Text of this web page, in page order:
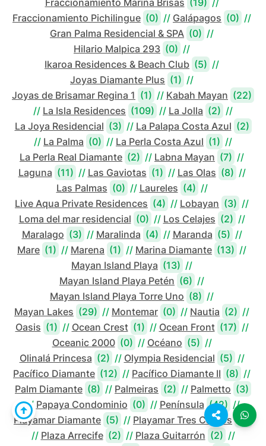
Fraccionamiento Marina Brisas (19) //
Fraccionamiento Pichilingue (0) // Galápagos (0) //
Gran Palma Residencial & SPA (0) //
Hilario Malpica 293 (0) //
Ikaroa Residences & Beach Club (5) //
Joyas Diamante Plus (1) //
Joyas de Brisamar Regina 1 (1) // Kabah Mayan (22)
// La Isla Residences (109) // La Jolla (2) //
La Joya Residencial (3) // La Palapa Costa Azul (2)
// La Palma (0) // La Perla Costa Azul (1) //
La Perla Real Diamante (2) // Labna Mayan (7) //
Laguna (11) // Las Gaviotas (1) // Las Olas (8) //
Las Palmas (0) // Laureles (4) //
Live Aqua Private Residences (4) // Lobayan (3) //
Loma del mar residencial (0) // Los Celajes (2) //
Maralago (3) // Maralinda (4) // Maranda (5) //
Mare (1) // Marena (1) // Marina Diamante (13) //
Mayan Island Playa (13) //
Mayan Island Playa Petén (6) //
Mayan Island Playa Torre Uno (8) //
Mayan Lakes (29) // Montemar (0) // Nautia (2) //
Oasis (1) // Ocean Crest (1) // Ocean Front (17) //
Oceanic 2000 (0) // Océano (5) //
Olinalá Princesa (2) // Olympia Residencial (5) //
Pacífico Diamante (12) // Pacífico Diamante II (8) //
Palm Diamante (8) // Palmeiras (2) // Palmetto (3)
// Papaya Condominio (0) // Península (42) //
Playamar Diamante (5) // Playamar Tres Cantos
(4)
// Plaza Arrecife (2) // Plaza Guitarrón (2) //